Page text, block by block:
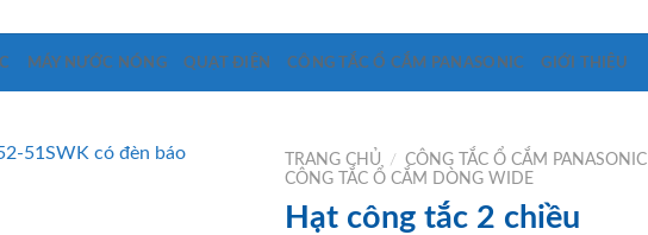
MÁY NƯỚC NÓNG QUẠT ĐIỆN CÔNG TẮC Ổ CẮM PANASONIC GIỚI THIỆU
TRANG CHỦ / CÔNG TẮC Ổ CẮM PANASONIC
CÔNG TẮC Ổ CẮM DÒNG WIDE
Hạt công tắc 2 chiều